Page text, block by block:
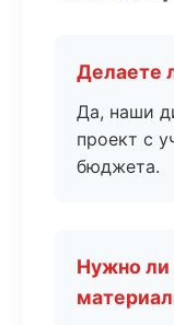
Делаете
Да, наши
проект с
бюджета.
Нужно ли